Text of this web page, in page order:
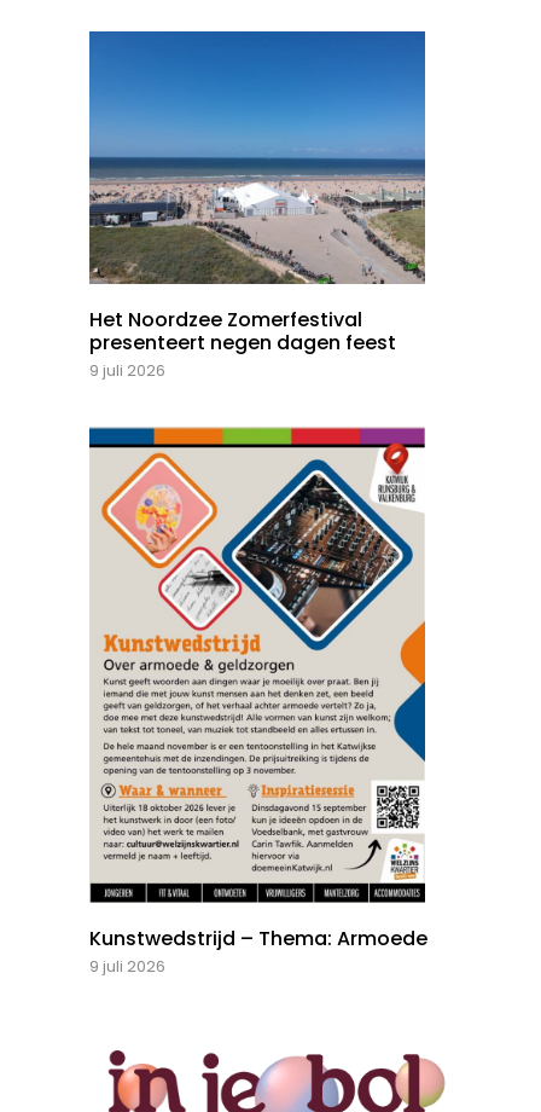
Het Noordzee Zomerfestival
presenteert negen dagen feest
9 juli 2026
Kunstwedstrijd – Thema: Armoede
9 juli 2026